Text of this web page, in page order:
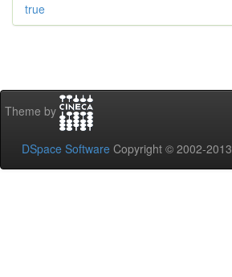
true
Theme by
DSpace Software Copyright © 2002-2013